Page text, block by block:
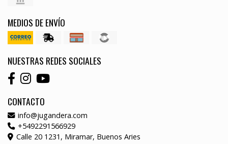
MEDIOS DE ENVÍO
NUESTRAS REDES SOCIALES
CONTACTO
info@jugandera.com
+5492291566929
Calle 20 1231, Miramar, Buenos Aries